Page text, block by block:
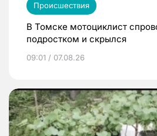
Происшествия
В Томске мотоциклист
подростком и скрылся
09:01 / 07.08.26